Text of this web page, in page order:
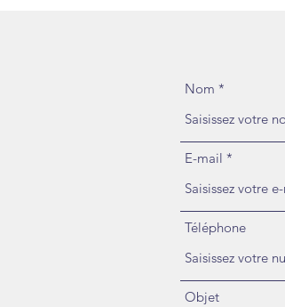
Nom
E-mail
Téléphone
Objet